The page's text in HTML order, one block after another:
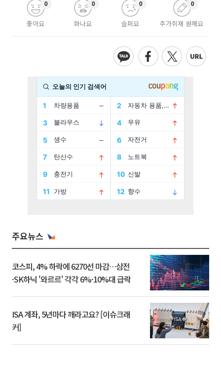
좋아요
0
화나요
0
슬퍼요
0
추가취재 원해요
0
주요뉴스
코스피, 4% 하락에 6270선 마감…삼전
·SK하닉 '와르르' 각각 6%·10%대 급락
ISA 계좌, 5년마다 깨라고요? [이슈크래
커]